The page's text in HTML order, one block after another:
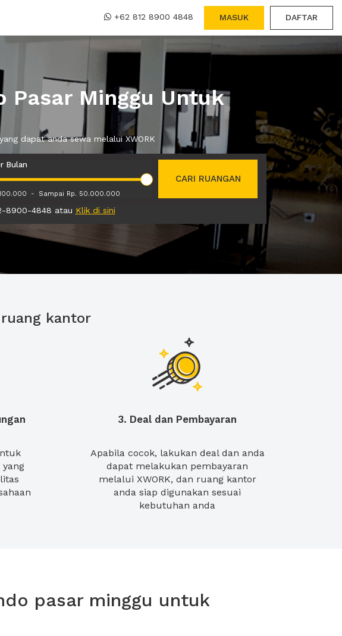
+62 812 8900 4848 MASUK DAFTAR
Pasar Minggu Untuk
dapat anda sewa melalui XWORK
Bulan
- Sampai Rp. 50.000.000
CARI RUANGAN
8900-4848 atau Klik di sini
kantor
3. Deal dan Pembayaran
Apabila cocok, lakukan deal dan anda
dapat melakukan pembayaran
melalui XWORK, dan ruang kantor
anda siap digunakan sesuai
kebutuhan anda
pasar minggu untuk